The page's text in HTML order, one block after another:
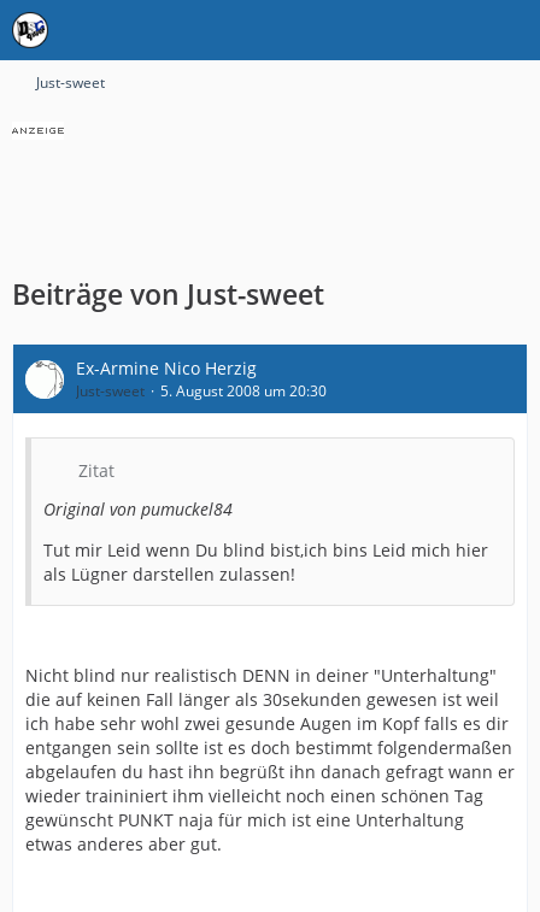
Just-sweet
Beiträge von Just-sweet
Ex-Armine Nico Herzig
Just-sweet 5. August 2008 um 20:30
Zitat
Original von pumuckel84
Tut mir Leid wenn Du blind bist,ich bins Leid mich hier
als Lügner darstellen zulassen!
Nicht blind nur realistisch DENN in deiner "Unterhaltung"
die auf keinen Fall länger als 30sekunden gewesen ist weil
ich habe sehr wohl zwei gesunde Augen im Kopf falls es dir
entgangen sein sollte ist es doch bestimmt folgendermaßen
abgelaufen du hast ihn begrüßt ihn danach gefragt wann er
wieder traininiert ihm vielleicht noch einen schönen Tag
gewünscht PUNKT naja für mich ist eine Unterhaltung
etwas anderes aber gut.